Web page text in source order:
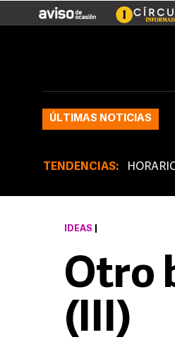
ÚLTIMAS NOTICIAS
TENDENCIAS:
IDEAS
Otro
(III)